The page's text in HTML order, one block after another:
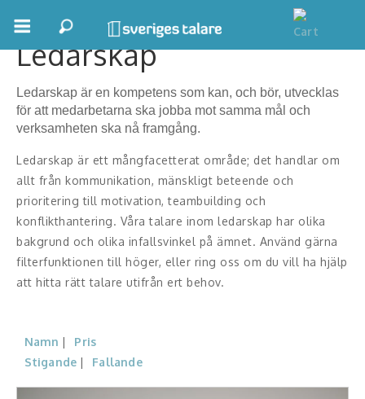
Boka ett möte
Samhällsnytta
Inspirerande Föreläsare
Personlig utveckling, målsättning
Life Stories & Trivsel
Moderator
Ledarskap
Ledarskap är en kompetens som kan, och bör, utvecklas
för att medarbetarna ska jobba mot samma mål och
verksamheten ska nå framgång.
Ledarskap är ett mångfacetterat område; det handlar om
allt från kommunikation, mänskligt beteende och
prioritering till motivation, teambuilding och
konflikthantering. Våra talare inom ledarskap har olika
bakgrund och olika infallsvinkel på ämnet. Använd gärna
filterfunktionen till höger, eller ring oss om du vill ha hjälp
att hitta rätt talare utifrån ert behov.
Namn
Pris
Stigande
Fallande